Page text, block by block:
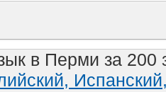
в Перми за 200